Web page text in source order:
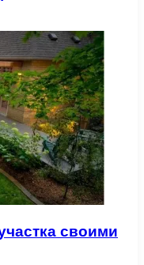
своими